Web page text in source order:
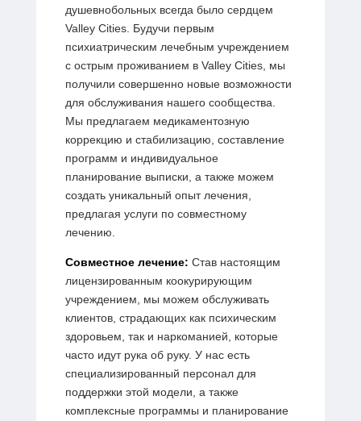
душевнобольных всегда было сердцем
Valley Cities. Будучи первым
психиатрическим лечебным учреждением
с острым проживанием в Valley Cities, мы
получили совершенно новые возможности
для обслуживания нашего сообщества.
Мы предлагаем медикаментозную
коррекцию и стабилизацию, составление
программ и индивидуальное
планирование выписки, а также можем
создать уникальный опыт лечения,
предлагая услуги по совместному
лечению.
Совместное лечение: Став настоящим
лицензированным коокурирующим
учреждением, мы можем обслуживать
клиентов, страдающих как психическим
здоровьем, так и наркоманией, которые
часто идут рука об руку. У нас есть
специализированный персонал для
поддержки этой модели, а также
комплексные программы и планирование